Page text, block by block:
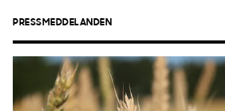
PRESSMEDDELANDEN